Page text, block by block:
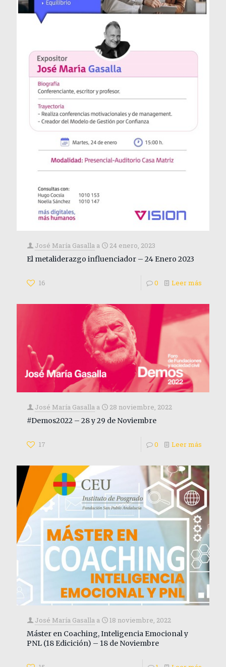
José María Gasalla a
24 enero, 2023
El metaliderazgo influenciador – 24 Enero 2023
16 0 Leer más
José María Gasalla a
28 noviembre, 2022
#Demos2022 – 28 y 29 de Noviembre
17 0 Leer más
José María Gasalla a
18 noviembre, 2022
Máster en Coaching, Inteligencia Emocional y
PNL (18 Edicición) – 18 de Noviembre